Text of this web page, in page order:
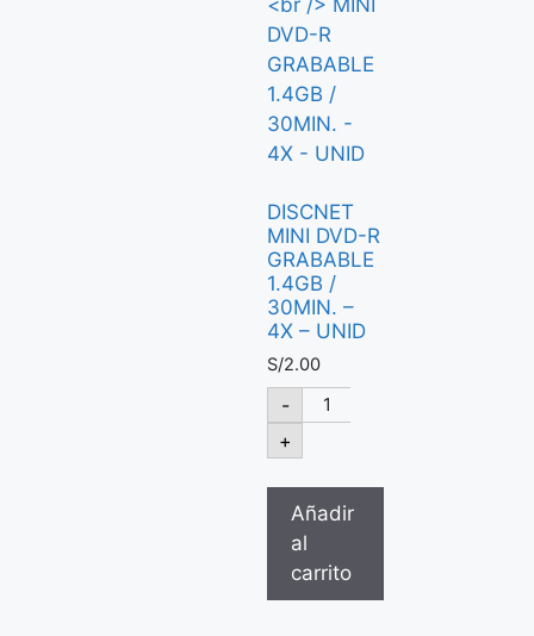
DISCNET
MINI DVD-R
GRABABLE
1.4GB /
30MIN. –
4X – UNID
S/2.00
-
+
Añadir
al
carrito